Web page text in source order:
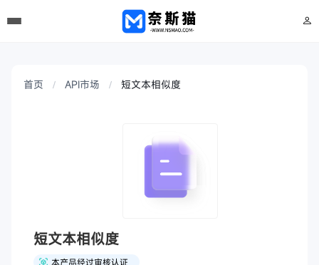
首页 API市场 短文本相似度
短文本相似度
本产品经过审核认证